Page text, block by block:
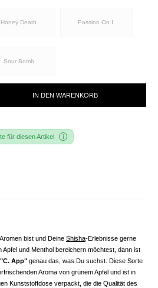
Honey Death Passion On I.
Sour Bomb
IN DEN WARENKORB
für diesen Artikel
bist und Deine Shisha-Erlebnisse gerne
und Menthol bereichern möchtest, dann ist
App" genau das, was Du suchst. Diese Sorte
Aroma von grünem Apfel und ist in
Kunststoffdose verpackt, die die Qualität des